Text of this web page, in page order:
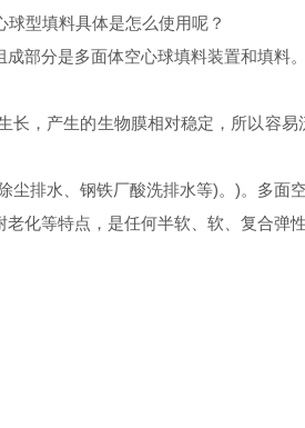
球型填料具体是怎么使用呢 ？
部分是多面体空心球填料装置和填料
，产生的生物膜相对稳定，所以容
排水、钢铁厂酸洗排水等)。)。多面
化等特点，是任何半软、软、复合弹